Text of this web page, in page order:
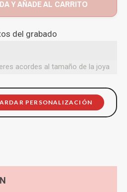
Y AÑADE AL CARRITO
del grabado
acordes al tamaño de la joya
PERSONALIZACIÓN